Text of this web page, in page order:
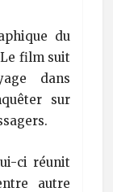
du
film suit
dans
sur
ci réunit
autre